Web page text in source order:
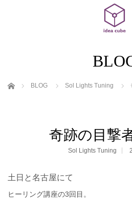
ホーム BLOG Sol Lights Tuning
奇跡の目撃
Sol Lights Tuning
土日と名古屋にて
ヒーリング講座の3回目。